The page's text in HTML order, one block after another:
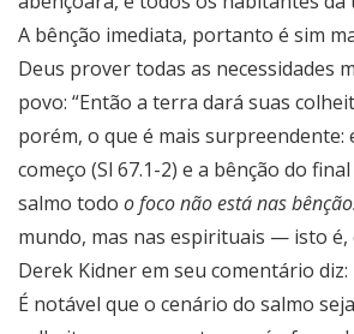
A bênção imediata, portanto é sim
Deus prover todas as necessidades
povo: “Então a terra dará suas
porém, o que é mais surpreendente:
começo (Sl 67.1-2) e a bênção do
salmo todo o foco não está nas
mundo, mas nas espirituais — isto
Derek Kidner em seu comentário diz:
É notável que o cenário do salmo